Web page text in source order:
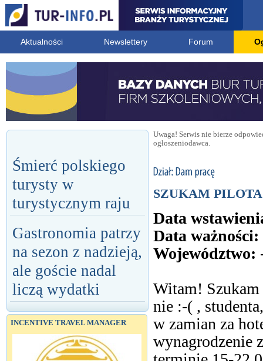
Aktualności Newslettery Forum
Śmierć polskiego
turysty w
turystycznym raju
Gastronomia patrzy
na sezon z nadzieją,
ale goście nadal
liczą wydatki
INCENTIVE TRAVEL MANAGER
Uwaga! Serwis nie bierze
ogłoszeniodawca.
SZUKAM
Data
Data ważności:
Województwo:
Witam!
nie :-( ,
w zamian za
wynagrodzenie